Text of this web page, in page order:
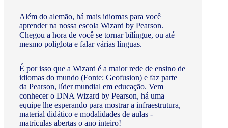
Além do alemão, há mais idiomas para você
aprender na nossa escola Wizard by Pearson.
Chegou a hora de você se tornar bilíngue, ou até
mesmo poliglota e falar várias línguas.
É por isso que a Wizard é a maior rede de ensino de
idiomas do mundo (Fonte: Geofusion) e faz parte
da Pearson, líder mundial em educação. Vem
conhecer o DNA Wizard by Pearson, há uma
equipe lhe esperando para mostrar a infraestrutura,
material didático e modalidades de aulas -
matrículas abertas o ano inteiro!